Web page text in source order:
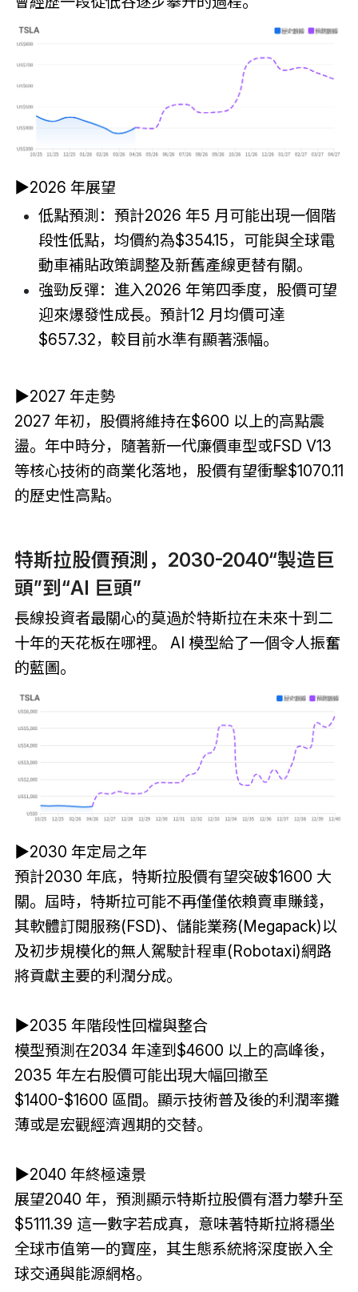
▶2026 年展望
低點預測：預計2026 年5 月可能出現一個階
段性低點，均價約為$354.15，可能與全球電
動車補貼政策調整及新舊產線更替有關。
強勁反彈：進入2026 年第四季度，股價可望
迎來爆發性成長。預計12 月均價可達
$657.32，較目前水準有顯著漲幅。
▶2027 年走勢
2027 年初，股價將維持在$600 以上的高點震
盪。年中時分，隨著新一代廉價車型或FSD V13
等核心技術的商業化落地，股價有望衝擊$1070.11
的歷史性高點。
特斯拉股價預測，2030-2040“製造巨
頭”到“AI 巨頭”
長線投資者最關心的莫過於特斯拉在未來十到二
十年的天花板在哪裡。 AI 模型給了一個令人振奮
的藍圖。
▶2030 年定局之年
預計2030 年底，特斯拉股價有望突破$1600 大
關。屆時，特斯拉可能不再僅僅依賴賣車賺錢，
其軟體訂閱服務(FSD)、儲能業務(Megapack)以
及初步規模化的無人駕駛計程車(Robotaxi)網路
將貢獻主要的利潤分成。
▶2035 年階段性回檔與整合
模型預測在2034 年達到$4600 以上的高峰後，
2035 年左右股價可能出現大幅回撤至
$1400-$1600 區間。顯示技術普及後的利潤率攤
薄或是宏觀經濟週期的交替。
▶2040 年終極遠景
展望2040 年，預測顯示特斯拉股價有潛力攀升至
$5111.39 這一數字若成真，意味著特斯拉將穩坐
全球市值第一的寶座，其生態系統將深度嵌入全
球交通與能源網格。